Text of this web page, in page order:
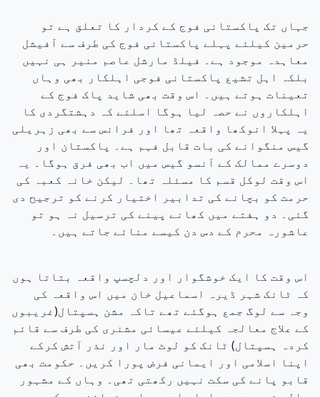
جہاں تک پاکستانی فوج کے کردار کا تعلق ہے تو
حرمین کیلئے پہلے پاکستانی فوج کی طرف سے آفیشل
معاہدہ موجود ہے۔ فیلڈ مارشل عاصم منیر ہی نہیں
بلکہ اہل تشیع پاکستانی فوجی اہلکار بھی وہاں
تعینات ہوتے ہیں۔ اس وقت بھی شاید پاک فوج کے
اہلکاروں نے حصہ لیا ہوگا اسلئے کہ دہشتگردی کا
یہ پہلا انوکھا واقعہ تھا اور فرانس سے بھی زہریلی
گیس منگوانے کی بات قابل فہم ہے۔ پاکستان اور
دوسرے ممالک کے آنسو گیس میں اب بھی فرق ہوگا۔ یہ
اس وقت لوکل قسم کا مسئلہ تھا۔ لیکن خانہ کعبہ کی
حرمت کو بچانے کی تدابیر اختیار کرنے کو ترجیح دی
گئی۔ دو ہفتے میں کھانے پینے کی ترسیل نہ ہو تو
عاشورہ محرم کے دس دن کیسے منائے جاتے ہیں۔
اس وقت کا ایک خوشگوار اور دلچسپ واقعہ بتاتا ہوں
کہ ٹانک شہر ڈیرہ اسماعیل خان میں اس واقعہ کی
وجہ سے لوگ جمع ہوگئے تھے تاکہ مشن ہسپتال(غریبوں
کے علاج معالجہ کیلئے عیسائی مشنری کی طرف سے قائم
کردہ ہسپتال) ٹانک کو لوٹ مار اور نذر آتش کرکے
اپنا اسلامی اور ایمانی فرض پورا کریں۔ حکومت بھی
قابو پانے کی سکت نہیں رکھتی تھی۔ وہاں کے مشہور